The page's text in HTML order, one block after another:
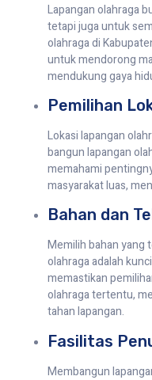
Lapangan olahraga
tetapi juga untuk
olahraga di
untuk mendorong
mendukung gaya
Pemilihan
Lokasi lapangan
bangun lapangan
memahami
masyarakat luas,
Bahan dan
Memilih bahan yang
olahraga adalah
memastikan
olahraga tertentu,
tahan lapangan.
Fasilitas
Membangun